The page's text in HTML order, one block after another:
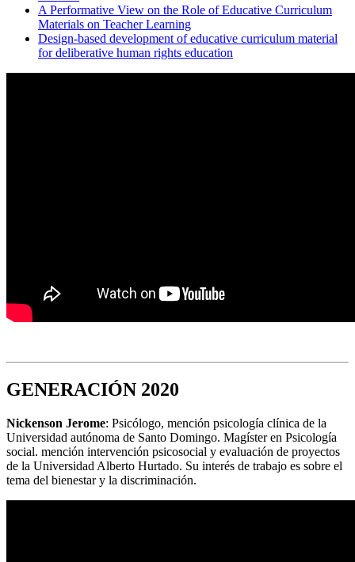
A Performative View on the Role of Educative Curriculum
Materials on Teacher Learning
Design-based development of educative curriculum material
for deliberative human rights education
GENERACIÓN 2020
Nickenson Jerome: Psicólogo, mención psicología clínica de la
Universidad autónoma de Santo Domingo. Magíster en Psicología
social. mención intervención psicosocial y evaluación de proyectos
de la Universidad Alberto Hurtado. Su interés de trabajo es sobre el
tema del bienestar y la discriminación.